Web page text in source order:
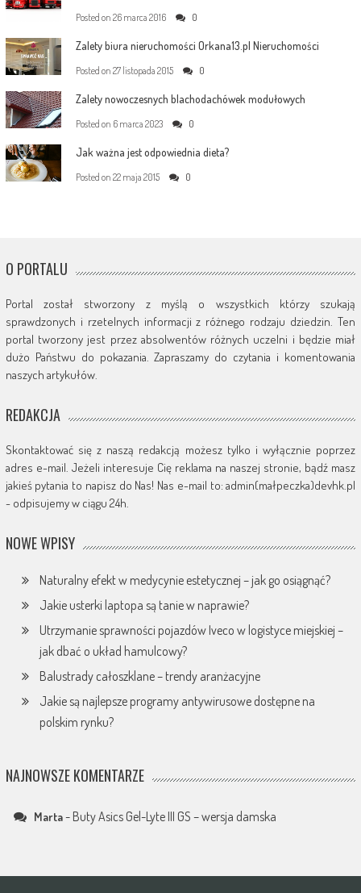
Posted on 26 marca 2016 0
Zalety biura nieruchomości Orkana13.pl Nieruchomości
Posted on 27 listopada 2015 0
Zalety nowoczesnych blachodachówek modułowych
Posted on 6 marca 2023 0
Jak ważna jest odpowiednia dieta?
Posted on 22 maja 2015 0
O PORTALU
Portal został stworzony z myślą o wszystkich którzy szukają
sprawdzonych i rzetelnych informacji z różnego rodzaju dziedzin. Ten
portal tworzony jest przez absolwentów różnych uczelni i będzie miał
dużo Państwu do pokazania. Zapraszamy do czytania i komentowania
naszych artykułów.
REDAKCJA
Skontaktować się z naszą redakcją możesz tylko i wyłącznie poprzez
adres e-mail. Jeżeli interesuje Cię reklama na naszej stronie, bądź masz
jakieś pytania to napisz do Nas! Nas e-mail to: admin(małpeczka)devhk.pl
- odpisujemy w ciągu 24h.
NOWE WPISY
Naturalny efekt w medycynie estetycznej – jak go osiągnąć?
Jakie usterki laptopa są tanie w naprawie?
Utrzymanie sprawności pojazdów Iveco w logistyce miejskiej –
jak dbać o układ hamulcowy?
Balustrady całoszklane – trendy aranżacyjne
Jakie są najlepsze programy antywirusowe dostępne na
polskim rynku?
NAJNOWSZE KOMENTARZE
Marta- Buty Asics Gel-Lyte III GS – wersja damska